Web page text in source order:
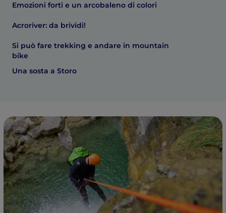
Emozioni forti e un arcobaleno di colori
Acroriver: da brividi!
Si può fare trekking e andare in mountain
bike
Una sosta a Storo